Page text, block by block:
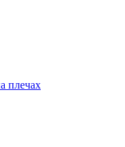
плечах